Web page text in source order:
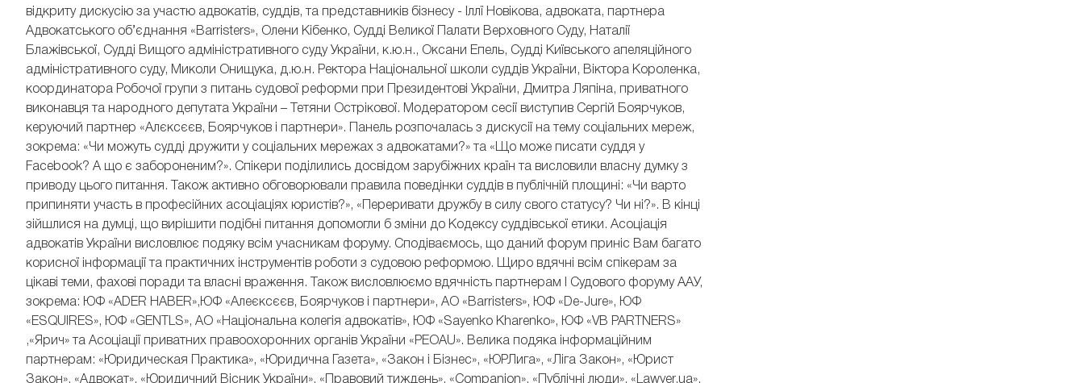
відкриту дискусію за участю адвокатів, суддів, та представників бізнесу - Іллї Новікова, адвоката, партнера
Адвокатського об’єднання «Barristers», Олени Кібенко, Судді Великої Палати Верховного Суду, Наталії
Блажівської, Судді Вищого адміністративного суду України, к.ю.н., Оксани Епель, Судді Київського апеляційного
адміністративного суду, Миколи Онищука, д.ю.н. Ректора Національної школи суддів України, Віктора Короленка,
координатора Робочої групи з питань судової реформи при Президентові України, Дмитра Ляпіна, приватного
виконавця та народного депутата України – Тетяни Острікової. Модератором сесії виступив Сергій Боярчуков,
керуючий партнер «Алєксєєв, Боярчуков і партнери». Панель розпочалась з дискусії на тему соціальних мереж,
зокрема: «Чи можуть судді дружити у соціальних мережах з адвокатами?» та «Що може писати суддя у
Facebook? А що є забороненим?». Спікери поділились досвідом зарубіжних країн та висловили власну думку з
приводу цього питання. Також активно обговорювали правила поведінки суддів в публічній площині: «Чи варто
припиняти участь в професійних асоціаціях юристів?», «Переривати дружбу в силу свого статусу? Чи ні?». В кінці
зійшлися на думці, що вирішити подібні питання допомогли б зміни до Кодексу суддівської етики. Асоціація
адвокатів України висловлює подяку всім учасникам форуму. Сподіваємось, що даний форум приніс Вам багато
корисної інформації та практичних інструментів роботи з судовою реформою. Щиро вдячні всім спікерам за
цікаві теми, фахові поради та власні враження. Також висловлюємо вдячність партнерам I Судового форуму ААУ,
зокрема: ЮФ «ADER HABER»,ЮФ «Алеєксєєв, Боярчуков і партнери», АО «Barristers», ЮФ «De-Jure», ЮФ
«ESQUIRES», ЮФ «GENTLS», АО «Національна колегія адвокатів», ЮФ «Sayenko Kharenko», ЮФ «VB PARTNERS»
,«Ярич» та Асоціації приватних правоохоронних органів України «PEOAU». Велика подяка інформаційним
партнерам: «Юридическая Практика», «Юридична Газета», «Закон і Бізнес», «ЮРЛига», «Ліга Закон», «Юрист
Закон», «Адвокат», «Юридичний Вісник України», «Правовий тиждень», «Companion», «Публічні люди», «Lawyer.ua»,